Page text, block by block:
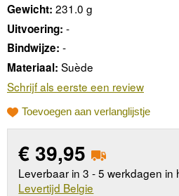
Gewicht: 231.0 g
Uitvoering: -
Bindwijze: -
Materiaal: Suède
Schrijf als eerste een review
Toevoegen aan verlanglijstje
€ 39,95
Leverbaar in 3 - 5 werkdagen in
Levertijd Belgie